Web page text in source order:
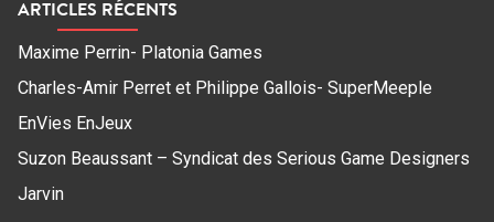
ARTICLES RÉCENTS
Maxime Perrin- Platonia Games
Charles-Amir Perret et Philippe Gallois- SuperMeeple
EnVies EnJeux
Suzon Beaussant – Syndicat des Serious Game Designers
Jarvin